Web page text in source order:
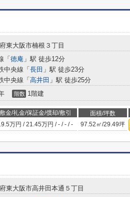
東大阪市楠根３丁目
「 徳庵 」駅 徒歩12分
中央線「 長田 」駅 徒歩23分
中央線「 高井田 」駅 徒歩25分
階数 1階建
敷金/礼金/保証金/償却/敷引 面積/坪数
万円 /21.45万円 /- /- /- 97.52㎡/29.49坪
東大阪市高井田本通５丁目